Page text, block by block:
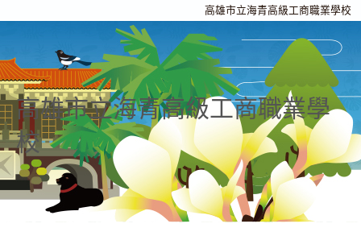
高雄市立海青高級工商職業學校
高雄市立海青高級工商職業學
校